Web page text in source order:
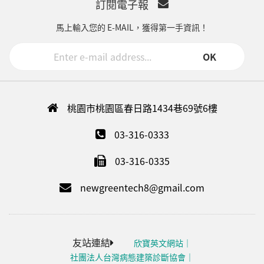
訂閱電子報
馬上輸入您的 E-MAIL，獲得第一手資訊！
OK
桃園市桃園區春日路1434巷69號6樓
03-316-0333
03-316-0335
newgreentech8@gmail.com
友站連結
欣寶英文網站
社團法人台灣病態建築診斷協會